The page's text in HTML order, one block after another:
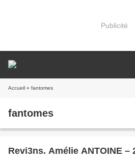
Publicité
Accueil » fantomes
fantomes
Revi3ns. Amélie ANTOINE –